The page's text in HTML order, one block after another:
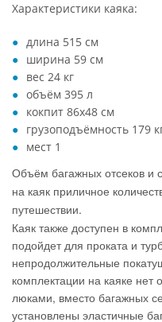
Характеристики каяка:
длина 515 см
ширина 59 см
вес 24 кг
объём 395 л
кокпит 86х48 см
грузоподъёмность 179
мест 1
Объём багажных отсеков и
на каяк приличное
путешествии.
Каяк также доступен в
подойдет для проката и
непродолжительные
комплектации на каяке нет
люками, вместо багажных
установлены эластичные